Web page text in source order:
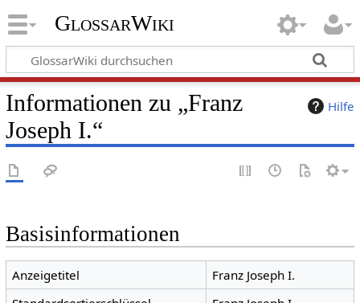
GlossarWiki
Hilfe
Informationen zu „Franz
Joseph I.“
Basisinformationen
Anzeigetitel
Franz Joseph I.